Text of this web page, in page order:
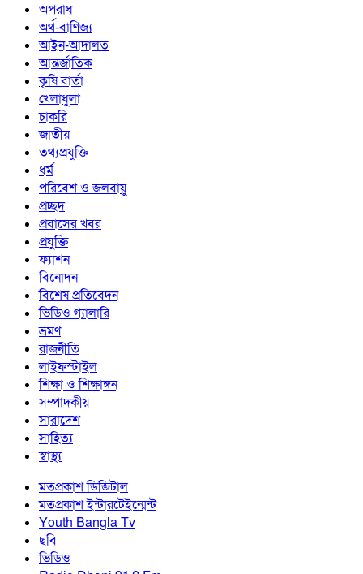
অপরাধ
অর্থ-বাণিজ্য
আইন-আদালত
আন্তর্জাতিক
কৃষি বার্তা
খেলাধুলা
চাকরি
জাতীয়
তথ্যপ্রযুক্তি
ধর্ম
পরিবেশ ও জলবায়ু
প্রচ্ছদ
প্রবাসের খবর
প্রযুক্তি
ফ্যাশন
বিনোদন
বিশেষ প্রতিবেদন
ভিডিও গ্যালারি
ভ্রমণ
রাজনীতি
লাইফস্টাইল
শিক্ষা ও শিক্ষাঙ্গন
সম্পাদকীয়
সারাদেশ
সাহিত্য
স্বাস্থ্য
মতপ্রকাশ ডিজিটাল
মতপ্রকাশ ইন্টারটেইন্মেন্ট
Youth Bangla Tv
ছবি
ভিডিও